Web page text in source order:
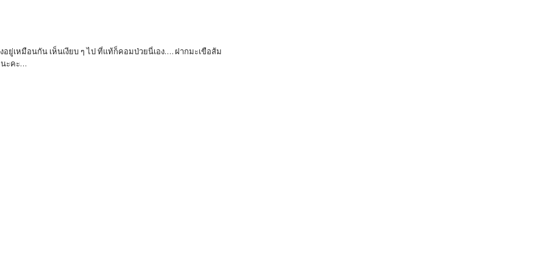
ยู่เหมือนกัน เห็นเงียบ ๆ ไป ที่แท้ก็คอมป่วยนี่เอง.... ฝากมะเขือส้ม
ะคะ...